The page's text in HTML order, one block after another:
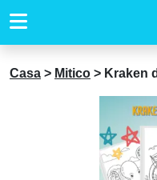
Casa > Mitico > Kraken